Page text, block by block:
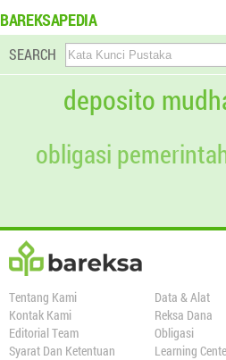
BAREKSAPEDIA
SEARCH
deposito
obligasi
Tentang Kami
Kontak Kami
Editorial Team
Syarat Dan Ketentuan
Data & Alat
Reksa Dana
Obligasi
Learning